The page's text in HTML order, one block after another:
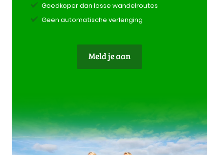
Goedkoper dan losse wandelroutes
Geen automatische verlenging
Meld je aan